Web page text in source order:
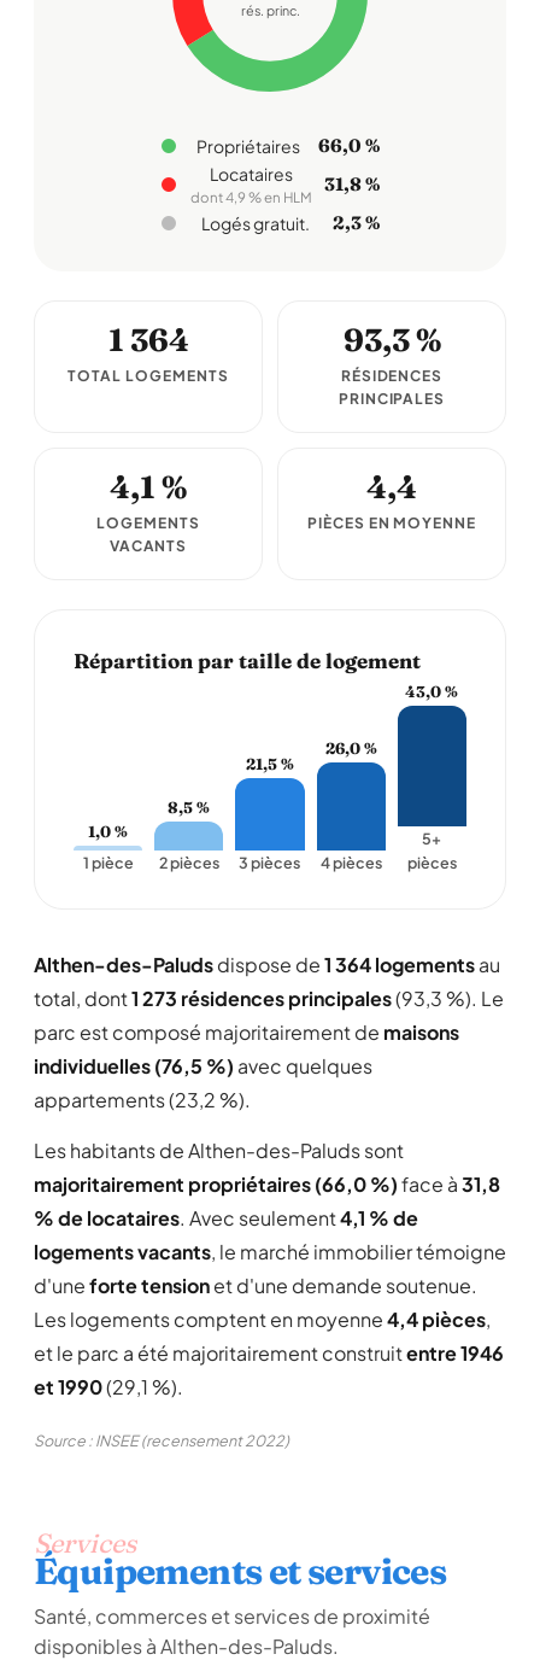
rés. princ.
Propriétaires 66,0 %
Locataires
dont 4,9 % en HLM
31,8 %
Logés gratuit. 2,3 %
1 364
TOTAL LOGEMENTS
93,3 %
RÉSIDENCES
PRINCIPALES
4,1 %
LOGEMENTS
VACANTS
4,4
PIÈCES EN MOYENNE
Répartition par taille de logement
1,0 %
1 pièce
8,5 %
2 pièces
21,5 %
3 pièces
26,0 %
4 pièces
43,0 %
5+
pièces
Althen-des-Paludsdispose de1 364 logementsau
total, dont1 273 résidences principales(93,3 %). Le
parc est composé majoritairement de maisons
individuelles (76,5 %) avec quelques
appartements (23,2 %).
Les habitants de Althen-des-Paluds sont
majoritairement propriétaires (66,0 %)face à31,8
% de locataires. Avec seulement4,1 % de
logements vacants, le marché immobilier témoigne
d'uneforte tensionet d'une demande soutenue.
Les logements comptent en moyenne4,4 pièces,
et le parc a été majoritairement construitentre 1946
et 1990(29,1 %).
Source : INSEE (recensement 2022)
Services
Équipements et services
Santé, commerces et services de proximité
disponibles à Althen-des-Paluds.